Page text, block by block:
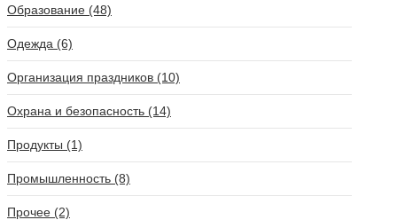
Образование (48)
Одежда (6)
Организация праздников (10)
Охрана и безопасность (14)
Продукты (1)
Промышленность (8)
Прочее (2)